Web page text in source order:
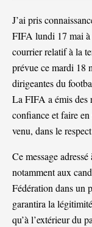
J’ai pris
FIFA lundi 17 mai à
courrier relatif à la
prévue ce mardi 18
dirigeantes du
La FIFA a émis des
confiance et faire
venu, dans le
Ce message
notamment aux
Fédération dans un
garantira la
qu’à l’extérieur du